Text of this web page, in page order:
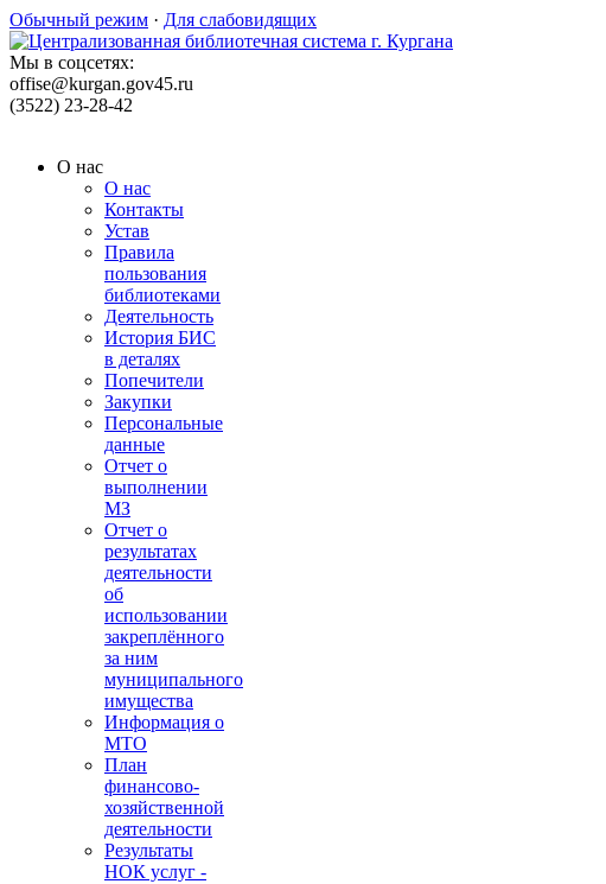
Обычный режим · Для слабовидящих
Мы в соцсетях:
offise@kurgan.gov45.ru
(3522) 23-28-42
О нас
О нас
Контакты
Устав
Правила
пользования
библиотеками
Деятельность
История БИС
в деталях
Попечители
Закупки
Персональные
данные
Отчет о
выполнении
МЗ
Отчет о
результатах
деятельности
об
использовании
закреплённого
за ним
муниципального
имущества
Информация о
МТО
План
финансово-
хозяйственной
деятельности
Результаты
НОК услуг -